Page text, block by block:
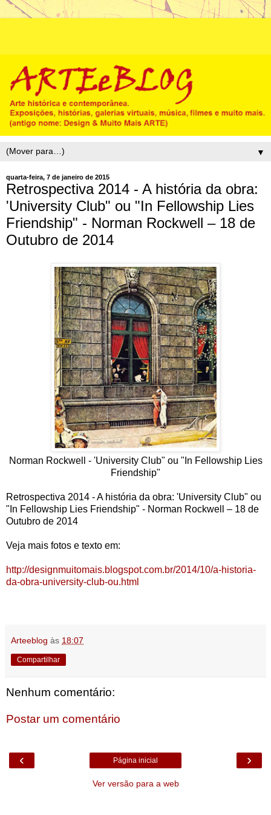
▼
quarta-feira, 7 de janeiro de 2015
Retrospectiva 2014 - A história da obra:
'University Club" ou "In Fellowship Lies
Friendship" - Norman Rockwell – 18 de
Outubro de 2014
Norman Rockwell - 'University Club" ou "In Fellowship Lies
Friendship"
Retrospectiva 2014 - A história da obra: 'University Club" ou
"In Fellowship Lies Friendship" - Norman Rockwell – 18 de
Outubro de 2014
Veja mais fotos e texto em:
http://designmuitomais.blogspot.com.br/2014/10/a-historia-
da-obra-university-club-ou.html
Arteeblog às 18:07
Compartilhar
Nenhum comentário:
Postar um comentário
‹ ›
Página inicial
Ver versão para a web